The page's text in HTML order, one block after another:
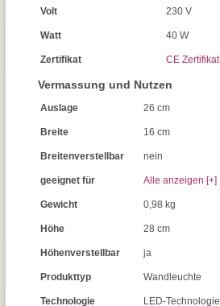
Volt 230 V
Watt 40 W
Zertifikat CE Zertifikat
Vermassung und Nutzen
Auslage 26 cm
Breite 16 cm
Breitenverstellbar nein
geeignet für Alle anzeigen [+]
Gewicht 0,98 kg
Höhe 28 cm
Höhenverstellbar ja
Produkttyp Wandleuchte
Technologie LED-Technologie